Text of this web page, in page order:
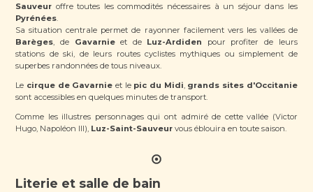
Sauveur offre toutes les commodités nécessaires à un séjour dans les
Pyrénées
Sa situation centrale permet de rayonner facilement vers les vallées de
Barèges , de Gavarnieet de Luz-Ardiden pour profiter de leurs
stations de ski, de leurs routes cyclistes mythiques ou simplement de
superbes randonnées de tous niveaux.
Le cirque de Gavarnie et le pic du Midi grands sites d'Occitanie
sont accessibles en quelques minutes de transport.
Comme les illustres personnages qui ont admiré de cette vallée (Victor
Hugo, Napoléon III), Luz-Saint-Sauveur vous éblouira en toute saison.
Literie et salle de bain